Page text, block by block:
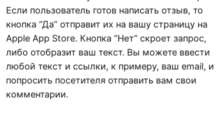
Если пользователь готов написать отзыв, то
кнопка “Да” отправит их на вашу страницу на
Apple App Store. Кнопка “Нет” скроет запрос,
либо отобразит ваш текст. Вы можете ввести
любой текст и ссылки, к примеру, ваш email, и
попросить посетителя отправить вам свои
комментарии.